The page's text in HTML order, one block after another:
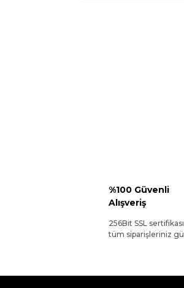
%100 Güvenli
Alışveriş
256Bit SSL
tüm siparişleriniz